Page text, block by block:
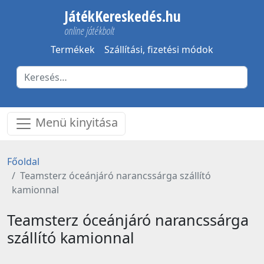
JátékKereskedés.hu
online játékbolt
Termékek Szállítási, fizetési módok
Menü kinyitása
Főoldal
Teamsterz óceánjáró narancssárga szállító
kamionnal
Teamsterz óceánjáró narancssárga
szállító kamionnal